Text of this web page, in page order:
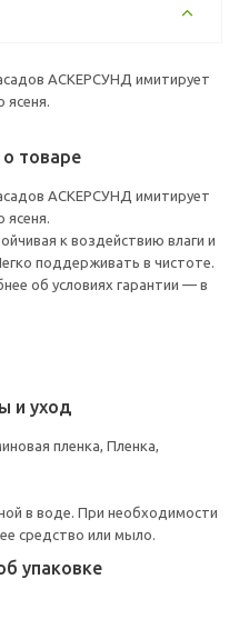
АСКЕРСУНД имитирует
товаре
АСКЕРСУНД имитирует
к воздействию влаги и
поддерживать в чистоте.
об условиях гарантии — в
и уход
пленка, Пленка,
в воде. При необходимости
средство или мыло.
упаковке